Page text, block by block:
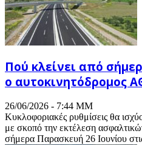
Πού κλείνει από
ο αυτοκινητόδρομος
26/06/2026 - 7:44 ΜΜ
Κυκλοφοριακές ρυθμίσεις θα
με σκοπό την εκτέλεση
σήμερα Παρασκευή 26 Ιουνίου